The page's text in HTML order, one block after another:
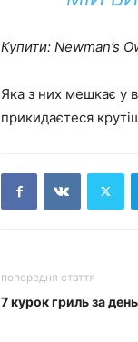
Купити: Newman’s
Яка з них мешкає у
прикидаєтеся
попередня стаття
7 курок гриль за